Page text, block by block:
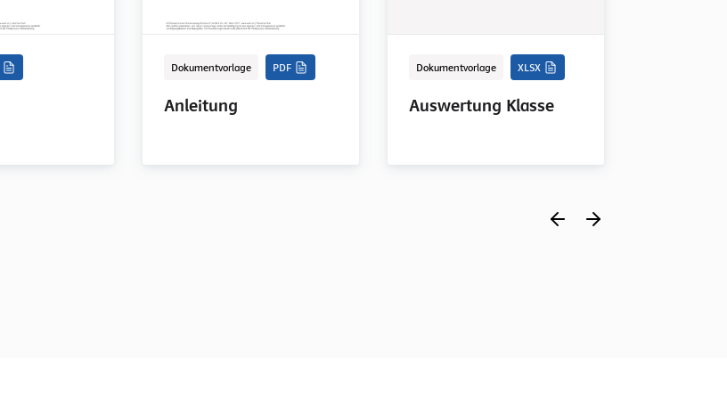
Dokumentvorlage PDF
Anleitung
Dokumentvorlage XLSX
Auswertung Klasse